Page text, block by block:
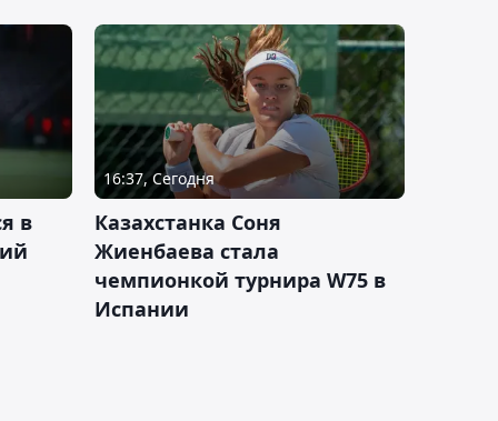
в
16:37, Сегодня
Казахстанка Соня
Жиенбаева стала
чемпионкой турнира W75 в
Испании